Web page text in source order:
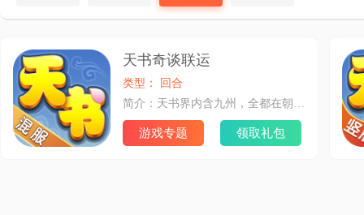
天书奇谈联运
类型： 回合
简介：天书界内含九州，全都在朝云国的统治之下，百姓安居乐业，歌舞升平。然而某一天，这和平却被打破了，一切的一切都因为一本名为《归元秘录》的修法之书。 作为被选中的天选之人，探寻背后的一切阴谋则是被赋予的使命，这一路之上可靠的伙伴，信赖的生死之交亦或者缔结命运之人，将在这天书界里谱写出怎样的故事呢？ 世界观 天书界一名名为江灵子的修士，在苦修之下，终于白日飞升，而其飞升之际，留下自己的悟道心法《归元秘录》于世间。若有缘得其一见，未尝没有参悟飞升的可能。自此，《归元秘录》成为了天书界修士们的向往。 然而有一日，《归元秘录》却失窃了，于此同时，大量赝作出世。为了争夺这些赝作，修士们大打出手，不乏许多修为精深的修士也陨落在这争斗之中。趁此时机，魔族卷土重来，进军直逼朝云国的首都--灵昌城。一时间，名为“恐怖”的气氛传遍了整个天书界，此次魔族的进军也被称为“魔劫之乱”。 魔劫之乱遍布天书界，人人闻之而色变，数名强大的修士被魔族魔化成为了魔军的爪牙，此消彼长之下，人类似乎陷入了无尽的绝望之中。 此时，宫廷的占星师道出了“天选之人”的事情，天选之人即为被上天所钦定之人，拥有着不被他人所看破的命运和无限的可能性，也是救世主般的存在。 而身为主人公的你，获得天书书灵的青睐，掌控书灵之力之时，俨然便是预言之中的“天选之人”。在这血与暗，光与影，宿命与真实的诗篇之中，你将如何谱写下属于自己的华美章节呢... 游戏特色 【多职业多心法，战斗选择更为自由】 游戏内分为4个职业，侠客，刺客，术士和修真；而每种职业里又分为多个心法，每个职业都能掌握两种心法进行修习，可以自由搭配技能，打造属于自己的战斗方式！ 多职业多心法让你不再为单职业的短板而苦恼，随时更换技能应付各种各样的战斗显得更为方便。 【各式各样的萌宠，各类华丽的技能】 呆萌可爱的懒太狼，温顺黏人的九尾都让人无法割舍，宠物分为野兽系，人形系，精灵系，妖怪系和神兽系，不同系别的宠物有着自己独特的天赋和克制，在不同场合之中有着不同的靓丽表现。 【变化多样的副本，挑战自己的极限】 多人挑战副本，各个boss都有着不同的应对方法，在艰难的战斗中携手共斗，战胜boss的快感才是最甘之如饴的感受。天音洞，回梦，逝去的伏魔山，曾经的经典再现，将天书世界的美好故事再次呈现。
游戏专题 领取礼包